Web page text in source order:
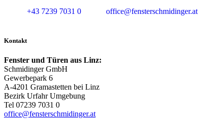
+43 7239 7031 0 office@fensterschmidinger.at
Kontakt
Fenster und Türen aus Linz:
Schmidinger GmbH
Gewerbepark 6
A-4201 Gramastetten bei Linz
Bezirk Urfahr Umgebung
Tel 07239 7031 0
office@fensterschmidinger.at